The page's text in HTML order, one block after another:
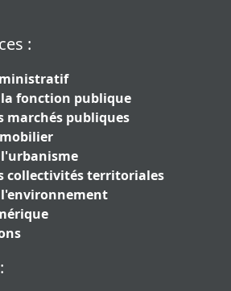
:
fonction publique
marchés publiques
collectivités territoriales